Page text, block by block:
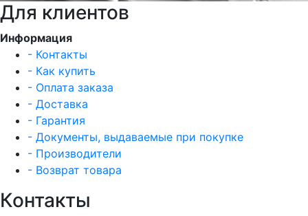
Для клиентов
Информация
- Контакты
- Как купить
- Оплата заказа
- Доставка
- Гарантия
- Документы, выдаваемые при покупке
- Производители
- Возврат товара
Контакты